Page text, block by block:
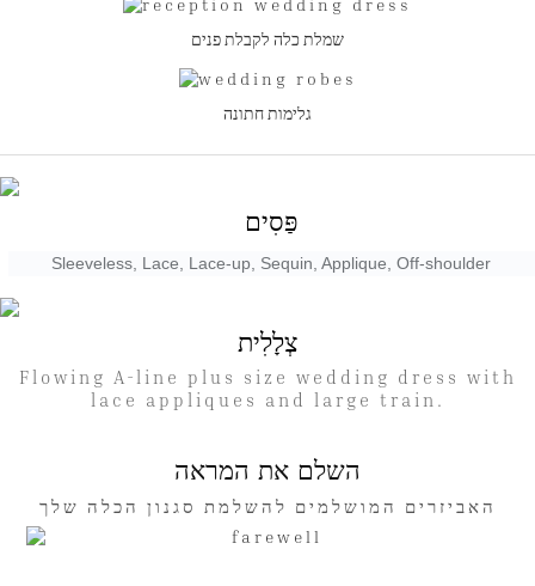
שמלת כלה לקבלת פנים
גלימות חתונה
פַּסִים
Sleeveless, Lace, Lace-up, Sequin, Applique, Off-shoulder
צְלָלִית
Flowing A-line plus size wedding dress with
lace appliques and large train.
השלם את המראה
האביזרים המושלמים להשלמת סגנון הכלה שלך